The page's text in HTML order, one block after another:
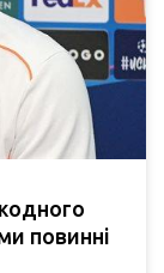
повинні